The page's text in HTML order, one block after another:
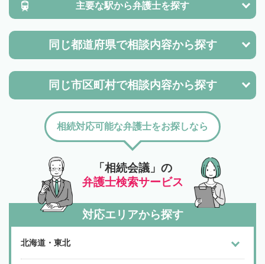
主要な駅から弁護士を探す
同じ都道府県で相談内容から探す
同じ市区町村で相談内容から探す
「相続会議」の
弁護士検索サービス
相続対応可能な弁護士をお探しなら
対応エリアから探す
北海道・東北